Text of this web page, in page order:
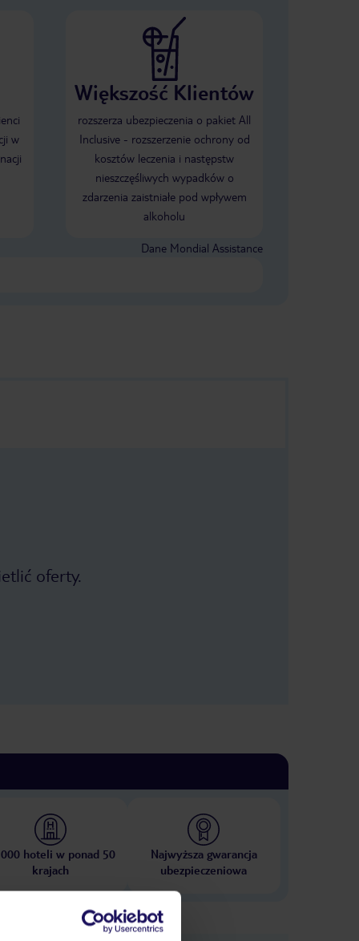
w
Większość Klientów
rozszerza ubezpieczenia o pakiet All
Inclusive - rozszerzenie ochrony od
kosztów leczenia i następstw
nieszczęśliwych wypadków o
zdarzenia zaistniałe pod wpływem
alkoholu
Dane Mondial Assistance
oferty.
hoteli w ponad 50
krajach
Najwyższa gwarancja
ubezpieczeniowa